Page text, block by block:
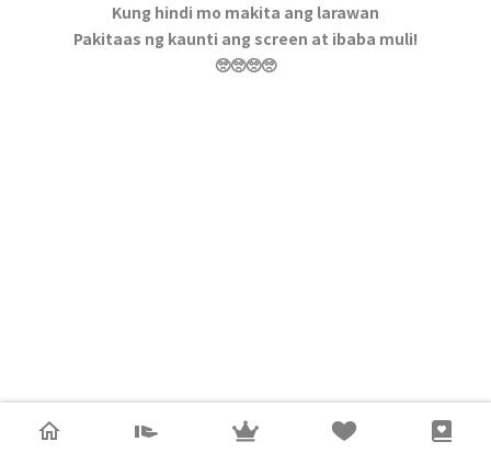
Kung hindi mo makita ang larawan
Pakitaas ng kaunti ang screen at ibaba muli!
🥺🥺🥺🥺